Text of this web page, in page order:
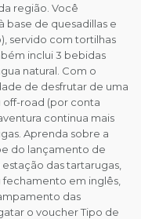
região. Você
base de quesadillas e
servido com tortilhas
inclui 3 bebidas
natural. Com o
de desfrutar de uma
off-road (por conta
continua mais
Aprenda sobre a
do lançamento de
das tartarugas,
em inglês,
das
o voucher Tipo de